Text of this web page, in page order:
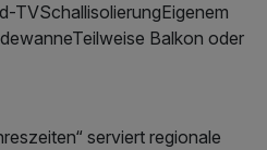
TVSchallisolierungEigenem
Balkon oder
serviert regionale